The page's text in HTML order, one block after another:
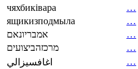
чяхбиківара
…
ящикизподмыла
…
אמבריונאם
…
מרכזהביצועים
…
اغافسيزالي
…